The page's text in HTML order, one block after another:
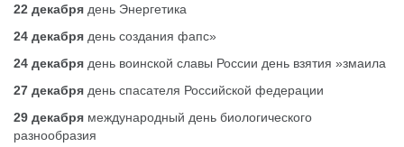
22 декабря день Энергетика
24 декабря день создания фапс»
24 декабря день воинской славы России день взятия »змаила
27 декабря день спасателя Российской федерации
29 декабря международный день биологического
разнообразия